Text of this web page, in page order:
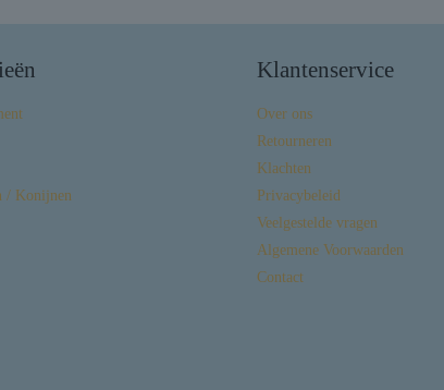
/ Konijnen
Klantenservice
Over ons
Retourneren
Klachten
Privacybeleid
Veelgestelde vragen
Algemene Voorwaarden
Contact